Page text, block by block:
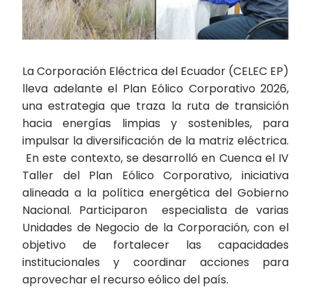
La Corporación Eléctrica del Ecuador (CELEC EP)
lleva adelante el Plan Eólico Corporativo 2026,
una estrategia que traza la ruta de transición
hacia energías limpias y sostenibles, para
impulsar la diversificación de la matriz eléctrica.
En este contexto, se desarrolló en Cuenca el IV
Taller del Plan Eólico Corporativo, iniciativa
alineada a la política energética del Gobierno
Nacional. Participaron especialista de varias
Unidades de Negocio de la Corporación, con el
objetivo de fortalecer las capacidades
institucionales y coordinar acciones para
aprovechar el recurso eólico del país.